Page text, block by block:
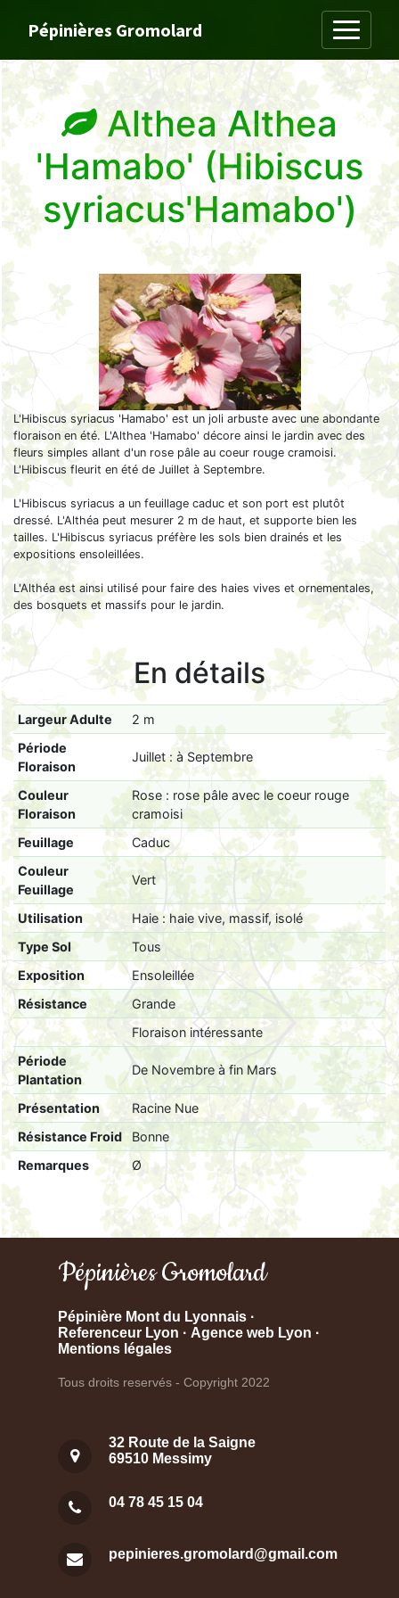
Pépinières Gromolard
Althea Althea
'Hamabo' (Hibiscus
syriacus'Hamabo')
L'Hibiscus syriacus 'Hamabo' est un joli arbuste avec une abondante
floraison en été. L'Althea 'Hamabo' décore ainsi le jardin avec des
fleurs simples allant d'un rose pâle au coeur rouge cramoisi.
L'Hibiscus fleurit en été de Juillet à Septembre.
L'Hibiscus syriacus a un feuillage caduc et son port est plutôt
dressé. L'Althéa peut mesurer 2 m de haut, et supporte bien les
tailles. L'Hibiscus syriacus préfère les sols bien drainés et les
expositions ensoleillées.
L'Althéa est ainsi utilisé pour faire des haies vives et ornementales,
des bosquets et massifs pour le jardin.
En détails
Largeur Adulte
2 m
Période
Floraison
Juillet : à Septembre
Couleur
Floraison
Rose : rose pâle avec le coeur rouge
cramoisi
Feuillage
Caduc
Couleur
Feuillage
Vert
Utilisation
Haie : haie vive, massif, isolé
Type Sol
Tous
Exposition
Ensoleillée
Résistance
Grande
Floraison intéressante
Période
Plantation
De Novembre à fin Mars
Présentation
Racine Nue
Résistance Froid
Bonne
Remarques
Ø
Pépinières Gromolard
Pépinière Mont du Lyonnais ·
Referenceur Lyon · Agence web Lyon ·
Mentions légales
Tous droits reservés - Copyright 2022
32 Route de la Saigne
69510 Messimy
04 78 45 15 04
pepinieres.gromolard@gmail.com